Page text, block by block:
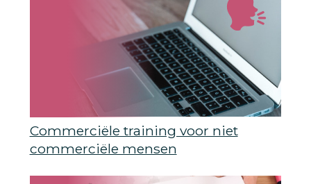
Commerciële training voor niet
commerciële mensen